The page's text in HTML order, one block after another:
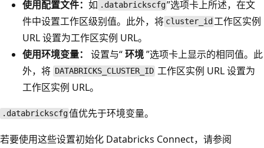
使用配置文件： 如 .databrickscfg”选项卡上所述，在文
件中设置工作区级别值。此外，将 cluster_id 工作区实例
URL 设置为工作区实例 URL。
使用环境变量：
设置与“环境”选项卡上显示的相同值。此
外，将 DATABRICKS_CLUSTER_ID 工作区实例 URL 设置为
工作区实例 URL。
.databrickscfg值优先于环境变量。
若要使用这些设置初始化 Databricks Connect，请参阅